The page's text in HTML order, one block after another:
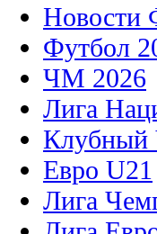
Новости
Футбол
ЧМ 2026
Лига
Клубный
Евро U21
Лига